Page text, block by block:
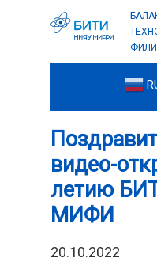
видео-
летию
МИФИ
20.10.2022